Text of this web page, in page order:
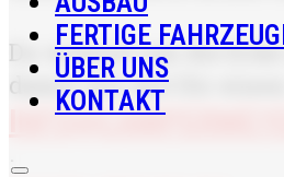
FERTIGE
ÜBER UNS
KONTAKT
Du wohnst um die
damit wir mit Dir
·